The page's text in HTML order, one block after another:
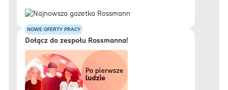
NOWE OFERTY PRACY
Dołącz do zespołu Rossmanna!